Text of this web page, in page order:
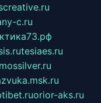
c.ru
tesiaes.ru
mossilver.ru
orior-aks.ru